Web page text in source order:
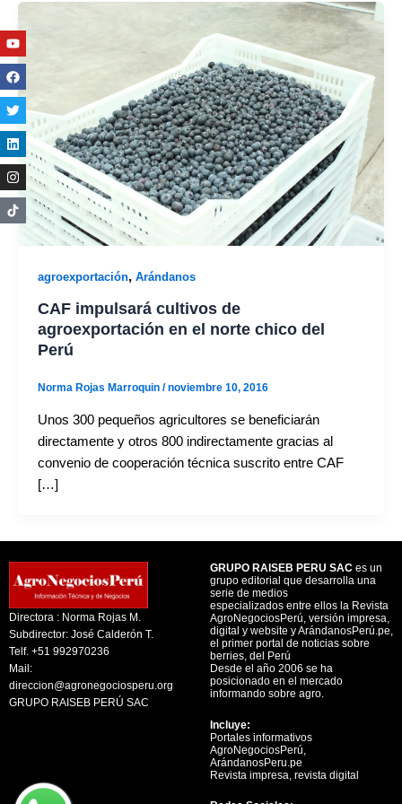
agroexportación, Arándanos
CAF impulsará cultivos de
agroexportación en el norte chico del
Perú
Norma Rojas Marroquin /noviembre 10, 2016
Unos 300 pequeños agricultores se beneficiarán
directamente y otros 800 indirectamente gracias al
convenio de cooperación técnica suscrito entre CAF
[…]
Directora : Norma Rojas M.
Subdirector: José Calderón T.
Telf. +51 992970236
Mail:
direccion@agronegociosperu.org
GRUPO RAISEB PERÚ SAC
GRUPO RAISEB PERU SAC es un
grupo editorial que desarrolla una
serie de medios
especializados entre ellos la Revista
AgroNegociosPerú, versión impresa,
digital y website y ArándanosPerú.pe,
el primer portal de noticias sobre
berries, del Perú
Desde el año 2006 se ha
posicionado en el mercado
informando sobre agro.
Incluye:
Portales informativos
AgroNegociosPerú,
ArándanosPeru.pe
Revista impresa, revista digital
Youtube
Facebook
Twitter
Linkedin
Instagram